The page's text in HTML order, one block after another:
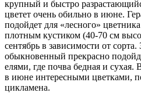
крупный и быстро
цветет очень обильно в июне.
подойдет для «лесного»
плотным кустиком (40-70 см
сентябрь в зависимости от
обыкновенный прекрасно
елями, где почва бедная и сухая.
в июне интересными цветками,
цикламена.